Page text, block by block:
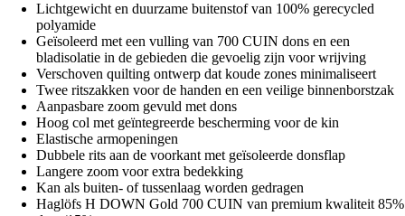
Lichtgewicht en duurzame buitenstof van 100% gerecycled
polyamide
Geïsoleerd met een vulling van 700 CUIN dons en een
bladisolatie in de gebieden die gevoelig zijn voor wrijving
Verschoven quilting ontwerp dat koude zones minimaliseert
Twee ritszakken voor de handen en een veilige binnenborstzak
Aanpasbare zoom gevuld met dons
Hoog col met geïntegreerde bescherming voor de kin
Elastische armopeningen
Dubbele rits aan de voorkant met geïsoleerde donsflap
Langere zoom voor extra bedekking
Kan als buiten- of tussenlaag worden gedragen
Haglöfs H DOWN Gold 700 CUIN van premium kwaliteit 85%